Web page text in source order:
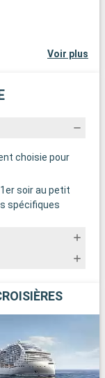
Voir plus
choisie pour
soir au petit
spécifiques